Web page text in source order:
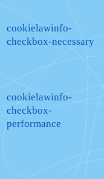
cookielawinfo-
checkbox-necessary
cookielawinfo-
checkbox-
performance